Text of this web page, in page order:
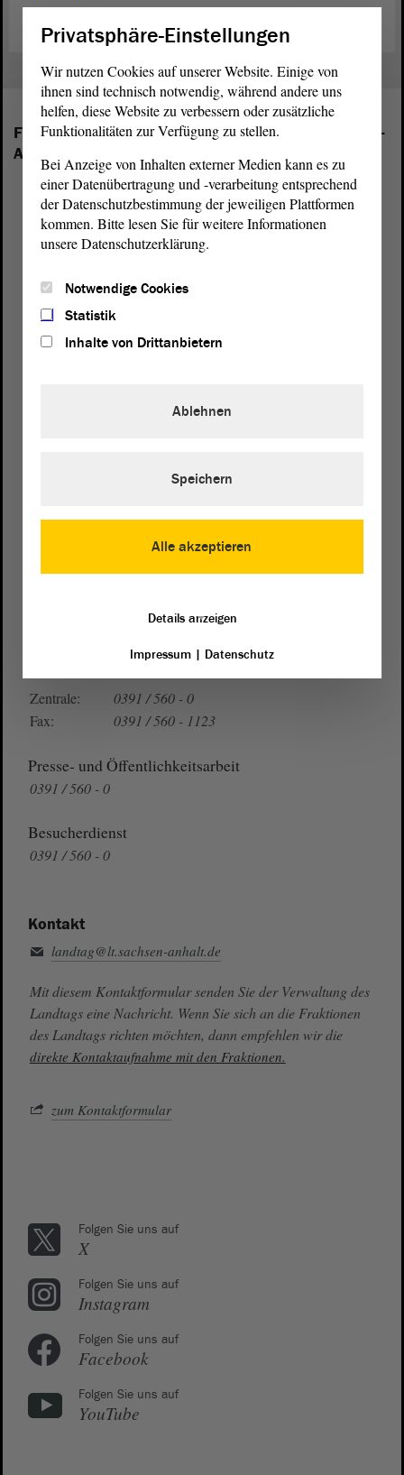
Folgende Fraktionen sind im Landtag von Sachsen-
Anhalt vertreten:
Domplatz 6–9
Auf Google Maps
Zentrale:
0391 / 560 - 0
Fax:
0391 / 560 - 1123
Presse- und Öffentlichkeitsarbeit
0391 / 560 - 0
Besucherdienst
0391 / 560 - 0
Kontakt
landtag@lt.sachsen-anhalt.de
Mit diesem Kontaktformular senden Sie der Verwaltung des
Landtags eine Nachricht. Wenn Sie sich an die Fraktionen
des Landtags richten möchten, dann empfehlen wir die
direkte Kontaktaufnahme mit den Fraktionen.
zum Kontaktformular
Folgen Sie uns auf
X
Folgen Sie uns auf
Instagram
Folgen Sie uns auf
Facebook
Folgen Sie uns auf
YouTube
Privatsphäre-Einstellungen
Wir nutzen Cookies auf unserer Website. Einige von
ihnen sind technisch notwendig, während andere uns
helfen, diese Website zu verbessern oder zusätzliche
Funktionalitäten zur Verfügung zu stellen.
Bei Anzeige von Inhalten externer Medien kann es zu
einer Datenübertragung und -verarbeitung entsprechend
der Datenschutzbestimmung der jeweiligen Plattformen
kommen. Bitte lesen Sie für weitere Informationen
unsere Datenschutzerklärung.
Notwendige Cookies
Statistik
Inhalte von Drittanbietern
Alle akzeptieren
Ablehnen
Speichern
Details anzeigen
Impressum| Datenschutz